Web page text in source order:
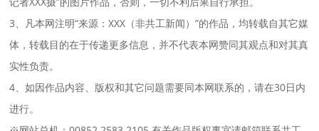
3、凡本网注明“来源：XXX（非共工新闻）”的作品，均转载自其它媒
体，转载目的在于传递更多信息，并不代表本网赞同其观点和对其真
实性负责。
4、如因作品内容、版权和其它问题需要同本网联系的，请在30日内
进行。